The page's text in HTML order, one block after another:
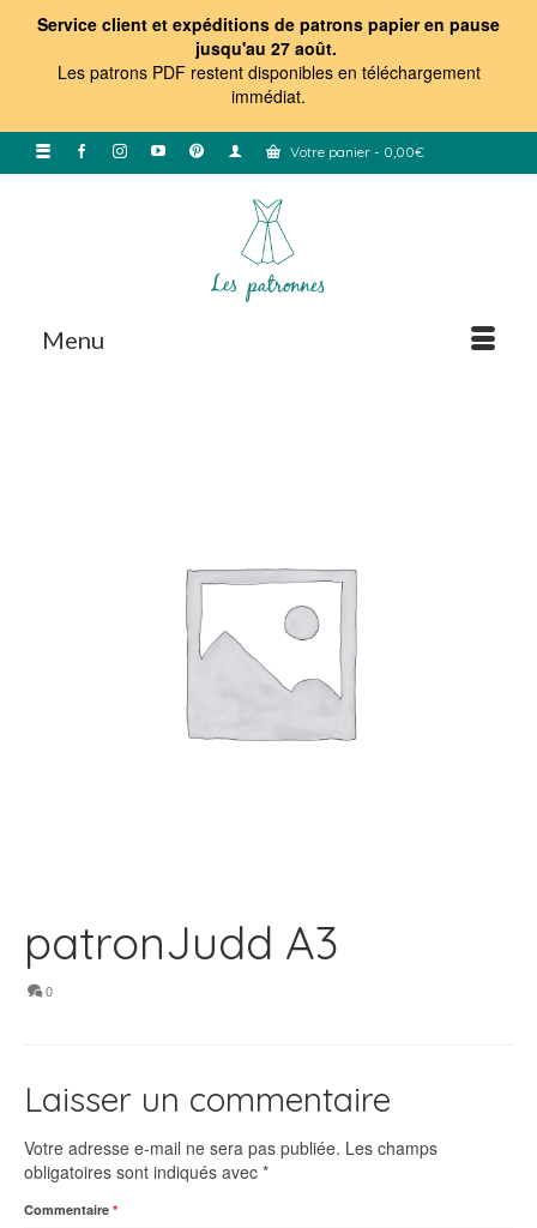
Service client et expéditions de patrons papier en pause
jusqu'au 27 août.
Les patrons PDF restent disponibles en téléchargement
immédiat.
Votre panier - 0,00€
Menu
patronJudd A3
0
Laisser un commentaire
Votre adresse e-mail ne sera pas publiée. Les champs
obligatoires sont indiqués avec *
Commentaire *